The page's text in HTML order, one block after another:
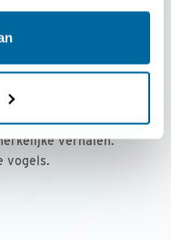
36,00 per jaar
leden, met
verhalen.
vogels.